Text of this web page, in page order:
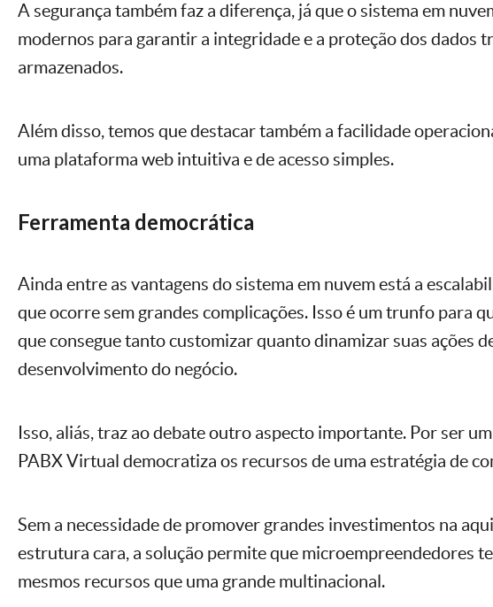
A segurança também faz a diferença, já que o sistema em
modernos para garantir a integridade e a proteção dos dados
armazenados.
Além disso, temos que destacar também a facilidade
uma plataforma web intuitiva e de acesso simples.
Ferramenta democrática
Ainda entre as vantagens do sistema em nuvem está a
que ocorre sem grandes complicações. Isso é um trunfo para
que consegue tanto customizar quanto dinamizar suas ações
desenvolvimento do negócio.
Isso, aliás, traz ao debate outro aspecto importante. Por ser
PABX Virtual democratiza os recursos de uma estratégia de
Sem a necessidade de promover grandes investimentos na
estrutura cara, a solução permite que microempreendedores
mesmos recursos que uma grande multinacional.